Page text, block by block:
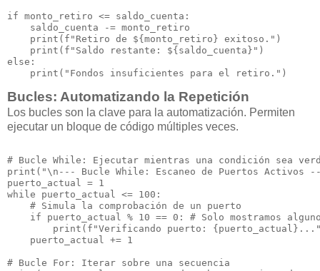
if monto_retiro <= saldo_cuenta:
    saldo_cuenta -= monto_retiro
    print(f"Retiro de ${monto_retiro} exitoso.")
    print(f"Saldo restante: ${saldo_cuenta}")
else:
Bucles: Automatizando la Repetición
Los bucles son la clave para la automatización. Permiten
ejecutar un bloque de código múltiples veces.
# Bucle While: Ejecutar mientras una condición sea
print("\n--- Bucle While: Escaneo de Puertos Activos
puerto_actual = 1
while puerto_actual <= 100:
    # Simula la comprobación de un puerto
if puerto_actual % 10 == 0: # Solo mostramos
print(f"Verificando puerto:
    puerto_actual += 1
# Bucle For: Iterar sobre una secuencia